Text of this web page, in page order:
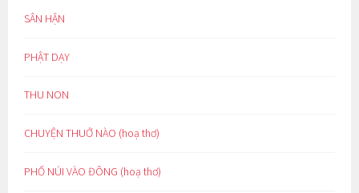
SÂN HẬN
PHẬT DẠY
THU NON
CHUYỆN THUỞ NÀO (hoạ thơ)
PHỐ NÚI VÀO ĐÔNG (hoạ thơ)